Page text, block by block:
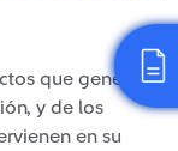
que genera a
y de los
en su